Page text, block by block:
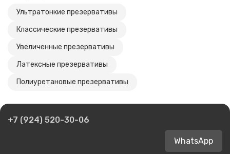
Ультратонкие презервативы
Классические презервативы
Увеличенные презервативы
Латексные презервативы
Полиуретановые презервативы
+7 (924) 520-30-06
WhatsApp